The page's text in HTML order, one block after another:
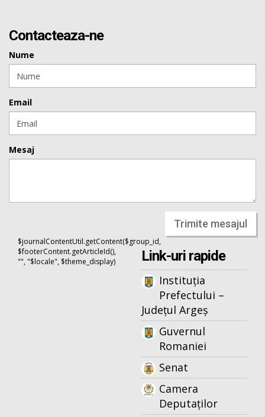
Contacteaza-ne
Nume
Email
Mesaj
Trimite mesajul
$journalContentUtil.getContent($group_id,
$footerContent.getArticleId(),
"", "$locale", $theme_display)
Link-uri rapide
Instituția
Prefectului –
Județul Argeș
Guvernul
Romaniei
Senat
Camera
Deputaților